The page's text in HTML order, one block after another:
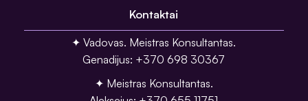
Kontaktai
✦ Vadovas. Meistras Konsultantas.
Genadijus: +370 698 30367
✦ Meistras Konsultantas.